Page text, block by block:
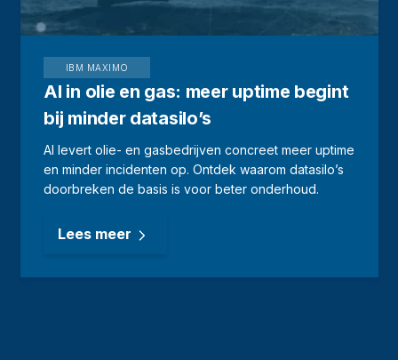
IBM MAXIMO
AI in olie en gas: meer uptime begint
bij minder datasilo’s
AI levert olie- en gasbedrijven concreet meer uptime
en minder incidenten op. Ontdek waarom datasilo’s
doorbreken de basis is voor beter onderhoud.
Lees meer